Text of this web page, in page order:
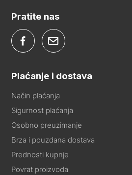
Pratite nas
Plaćanje i dostava
Način plaćanja
Sigurnost plaćanja
Osobno preuzimanje
Brza i pouzdana dostava
Prednosti kupnje
Povrat proizvoda